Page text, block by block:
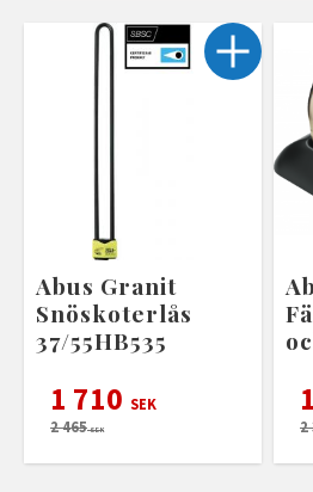
Abus Granit
Snöskoterlås
37/55HB535
1 710 SEK
2 465SEK
2